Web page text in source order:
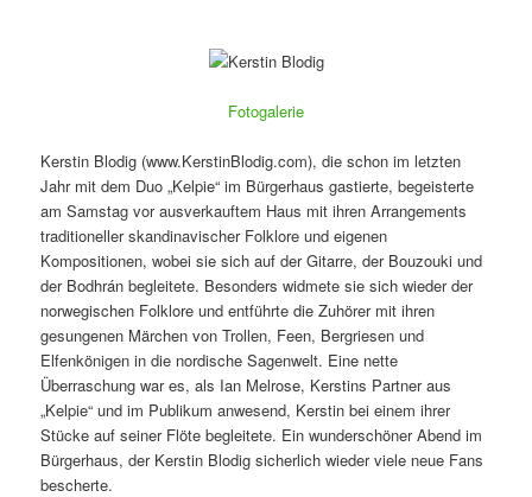
Fotogalerie
Kerstin Blodig (www.KerstinBlodig.com), die schon im letzten
Jahr mit dem Duo „Kelpie“ im Bürgerhaus gastierte, begeisterte
am Samstag vor ausverkauftem Haus mit ihren Arrangements
traditioneller skandinavischer Folklore und eigenen
Kompositionen, wobei sie sich auf der Gitarre, der Bouzouki und
der Bodhrán begleitete. Besonders widmete sie sich wieder der
norwegischen Folklore und entführte die Zuhörer mit ihren
gesungenen Märchen von Trollen, Feen, Bergriesen und
Elfenkönigen in die nordische Sagenwelt. Eine nette
Überraschung war es, als Ian Melrose, Kerstins Partner aus
„Kelpie“ und im Publikum anwesend, Kerstin bei einem ihrer
Stücke auf seiner Flöte begleitete. Ein wunderschöner Abend im
Bürgerhaus, der Kerstin Blodig sicherlich wieder viele neue Fans
bescherte.